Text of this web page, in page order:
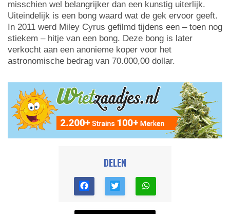
misschien wel belangrijker dan een kunstig uiterlijk.
Uiteindelijk is een bong waard wat de gek ervoor geeft.
In 2011 werd Miley Cyrus gefilmd tijdens een – toen nog
stiekem – hitje van een bong. Deze bong is later
verkocht aan een anonieme koper voor het
astronomische bedrag van 70.000,00 dollar.
DELEN